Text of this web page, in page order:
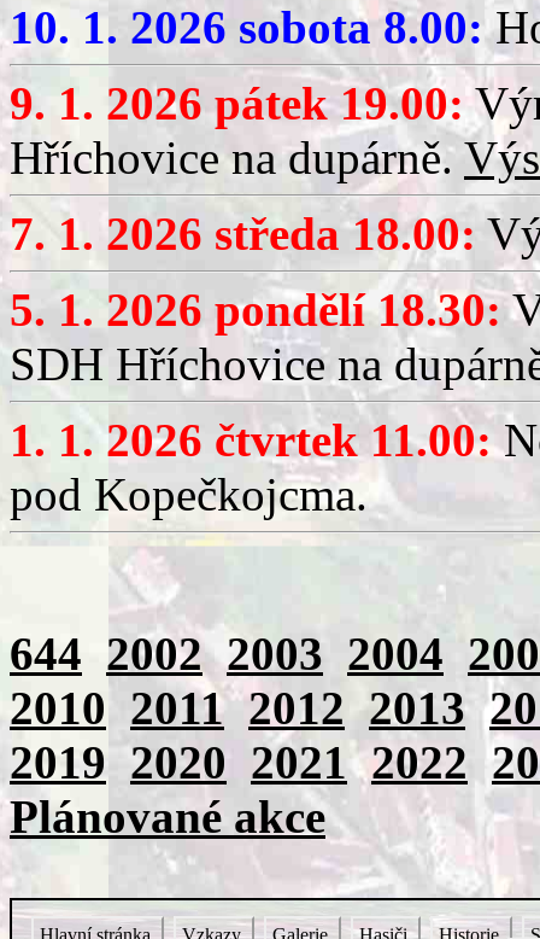
10. 1. 2026 sobota 8.00:
9. 1. 2026 pátek 19.00:
Hříchovice na dupárně.
7. 1. 2026 středa 18.00:
5. 1. 2026 pondělí 18.30:
SDH Hříchovice na
1. 1. 2026 čtvrtek 11.00:
pod Kopečkojcma.
644 2002 2003 2004
2010 2011 2012 2013
2019 2020 2021 2022
Plánované akce
Hlavní stránka Vzkazy Galerie Hasiči Historie